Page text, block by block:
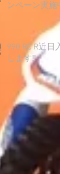
ンペーン実施
990 RC R近日
します‼